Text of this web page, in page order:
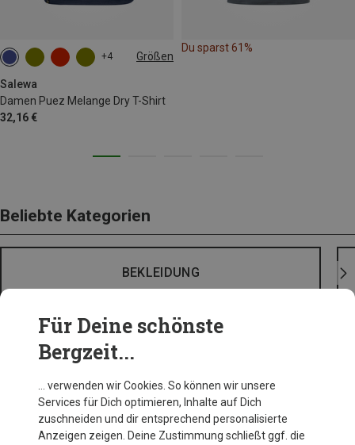
+4 Größen
Salewa
Damen Puez Melange Dry T-Shirt
32,16 €
M L XL XXL
Du sparst 61%
Beliebte Kategorien
BEKLEIDUNG
Für Deine schönste
Bergzeit...
… verwenden wir Cookies. So können wir unsere
Services für Dich optimieren, Inhalte auf Dich
zuschneiden und dir entsprechend personalisierte
Anzeigen zeigen. Deine Zustimmung schließt ggf. die